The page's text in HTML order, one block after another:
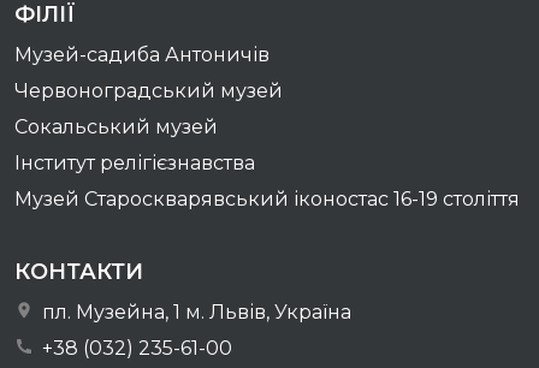
ФІЛІЇ
Музей-садиба Антоничів
Червоноградський музей
Сокальський музей
Інститут релігієзнавства
Музей Староскварявський іконостас 16-19 cтоліття
КОНТАКТИ
пл. Музейна, 1 м. Львів, Україна
+38 (032) 235-61-00